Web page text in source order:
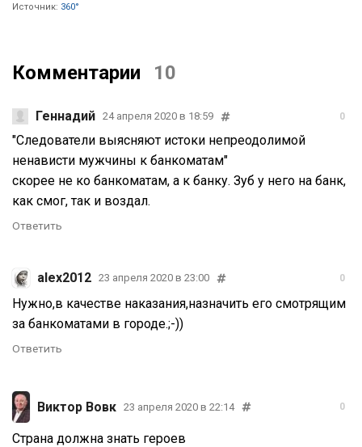
Источник: 360°
Комментарии 10
Геннадий 24 апреля 2020 в 18:59 0
"Следователи выясняют истоки непреодолимой
ненависти мужчины к банкоматам"
скорее не ко банкоматам, а к банку. Зуб у него на банк,
как смог, так и воздал.
Ответить
alex2012 23 апреля 2020 в 23:00 0
Нужно,в качестве наказания,назначить его смотрящим
за банкоматами в городе.;-))
Ответить
Виктор Вовк 23 апреля 2020 в 22:14 0
Страна должна знать героев